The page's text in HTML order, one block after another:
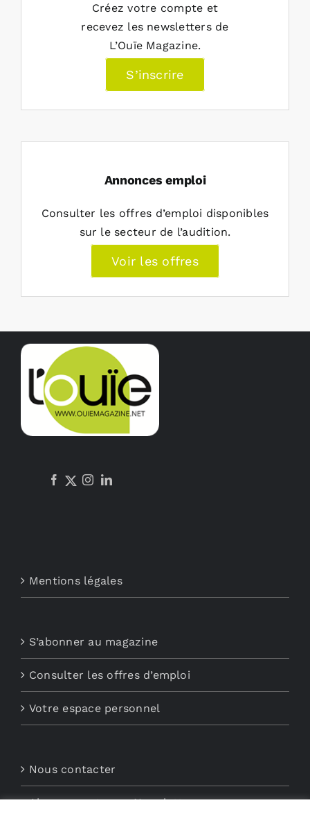
Créez votre compte et
recevez les newsletters de
L’Ouïe Magazine.
S’inscrire
Annonces emploi
Consulter les offres d’emploi disponibles
sur le secteur de l’audition.
Voir les offres
Mentions légales
S’abonner au magazine
Consulter les offres d’emploi
Votre espace personnel
Nous contacter
Abonnements aux Newsletters